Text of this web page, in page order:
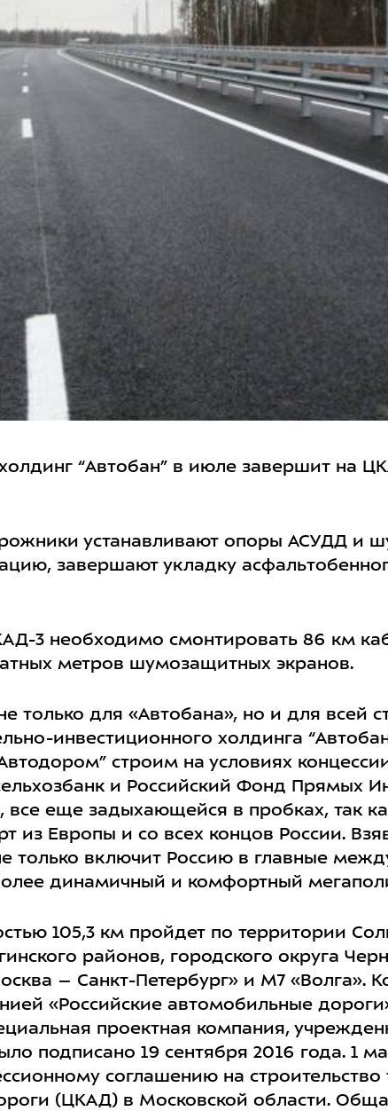
“Автобан” в июле завершит на
устанавливают опоры АСУДД и
завершают укладку
3 необходимо смонтировать 86 км
метров шумозащитных экранов.
только для «Автобана», но и для всей
инвестиционного холдинга
строим на условиях
и Российский Фонд Прямых
все еще задыхающейся в пробках, так
из Европы и со всех концов России.
только включит Россию в главные
динамичный и комфортный
105,3 км пройдет по территории
районов, городского округа
– Санкт-Петербург» и М7 «Волга».
«Российские автомобильные
проектная компания,
подписано 19 сентября 2016 года. 1
соглашению на строительство
(ЦКАД) в Московской области.